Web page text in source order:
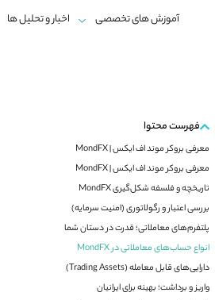
آموزش های تخصصی اخبار و تحلیل ها
فهرست محتوا
معرفی بروکر موند اف ایکس | MondFX
معرفی بروکر موند اف ایکس | MondFX
تاریخچه و فلسفه شکل‌گیری MondFX
بررسی اعتبار و رگولاتوری (امنیت سرمایه)
پلتفرم‌های معاملاتی؛ قدرت در دستان شما
انواع حساب‌های معاملاتی در MondFX
دارایی‌های قابل معامله (Trading Assets)
واریز و برداشت؛ بهینه برای ایرانیان